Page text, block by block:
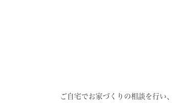
ご自宅でお家づくりの相談を行い、